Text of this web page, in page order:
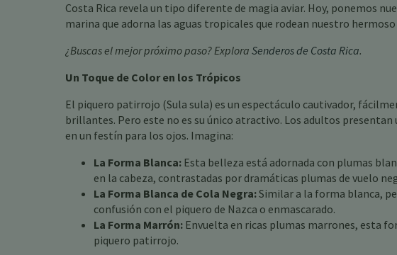
Costa Rica revela un tipo diferente de magia aviar. Hoy, ponemos
marina que adorna las aguas tropicales que rodean nuestro hermoso
¿Buscas el mejor próximo paso? Explora Senderos de Costa Rica.
Un Toque de Color en los Trópicos
El piquero patirrojo (Sula sula) es un espectáculo cautivador,
brillantes. Pero este no es su único atractivo. Los adultos
en un festín para los ojos. Imagina:
La Forma Blanca: Esta belleza está adornada con plumas
en la cabeza, contrastadas por dramáticas plumas de vuelo
La Forma Blanca de Cola Negra:Similar a la forma blanca,
confusión con el piquero de Nazca o enmascarado.
La Forma Marrón: Envuelta en ricas plumas marrones, esta
piquero patirrojo.